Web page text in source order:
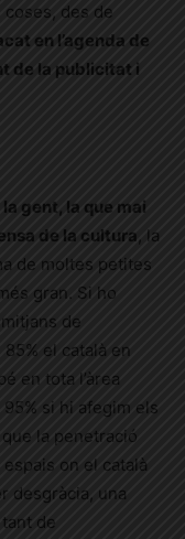
des de
en l’agenda de
de la publicitat i
gent, la que mai
de la cultura, la
de moltes petites
gran. Si ho
de
el català en
en tota l’àrea
si hi afegim els
la penetració
on el català
desgràcia, una
de